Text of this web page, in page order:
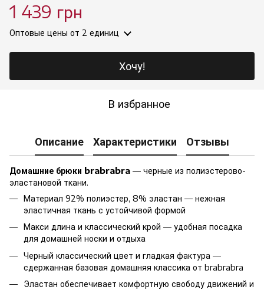
1 439 грн
Оптовые цены от 2 единиц
Хочу!
В избранное
Описание Характеристики Отзывы
Домашние брюки brabrabra — черные из полиэстерово-
эластановой ткани.
Материал 92% полиэстер, 8% эластан — нежная
эластичная ткань с устойчивой формой
Макси длина и классический крой — удобная посадка
для домашней носки и отдыха
Черный классический цвет и гладкая фактура —
сдержанная базовая домашняя классика от brabrabra
Эластан обеспечивает комфортную свободу движений и